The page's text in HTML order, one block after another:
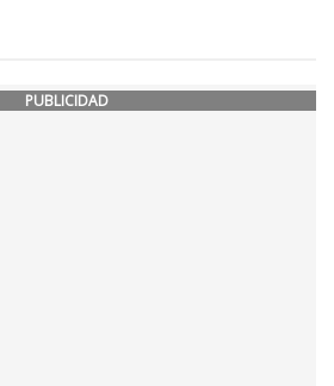
PUBLICIDAD